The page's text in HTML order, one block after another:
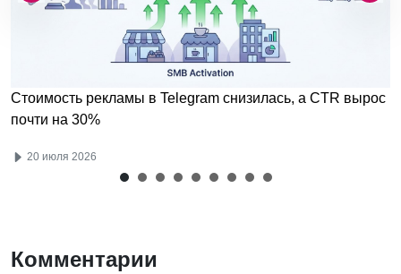
Стоимость рекламы в Telegram снизилась, а CTR вырос
почти на 30%
20 июля 2026
Комментарии